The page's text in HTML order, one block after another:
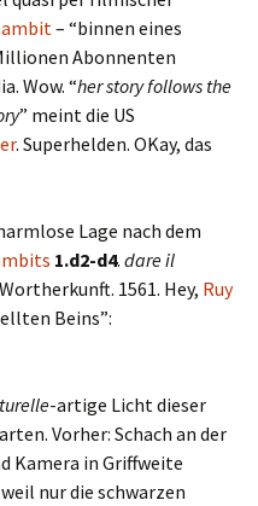
– “binnen eines
Abonnenten
Wow. “her story follows the
” meint die US
. Superhelden. OKay, das
Lage nach dem
1.d2-d4. dare il
1561. Hey, Ruy
Beins”:
-artige Licht dieser
Vorher: Schach an der
Kamera in Griffweite
nur die schwarzen